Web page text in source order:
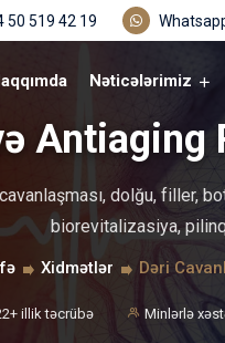
50 519 42 19
Nəticələrimiz
dolğu, filler,
biorevitalizasiya,
Xidmətlər Dəri
illik təcrübə Minlərlə